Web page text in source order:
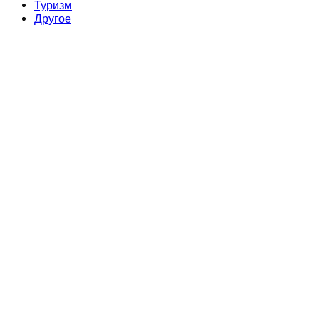
Туризм
Другое